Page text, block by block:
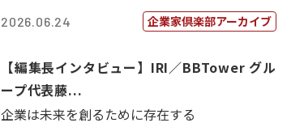
2026.06.24 企業家倶楽部アーカイブ
【編集長インタビュー】IRI／BBTower グル
ープ代表藤...
企業は未来を創るために存在する